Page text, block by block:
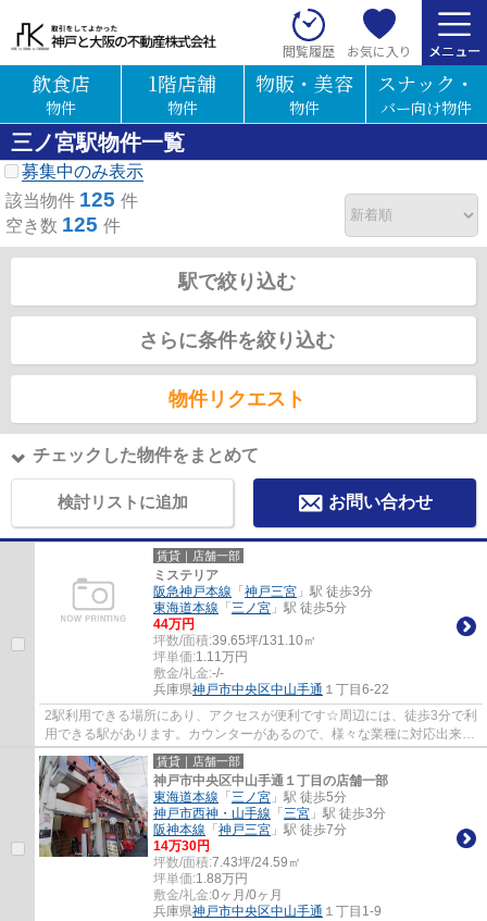
閲覧履歴 お気に入り
飲食店
物件
1階店舗
物件
物販・美容
物件
スナック・
バー向け物件
三ノ宮駅物件一覧
募集中のみ表示
該当物件 125 件
空き数 125 件
駅で絞り込む
さらに条件を絞り込む
物件リクエスト
チェックした物件をまとめて
検討リストに追加 お問い合わせ
賃貸｜店舗一部
ミステリア
阪急神戸本線 「 神戸三宮 」駅 徒歩3分
東海道本線 「 三ノ宮 」駅 徒歩5分
44万円
坪数/面積:39.65坪/131.10㎡
坪単価:1.11万円
敷金/礼金:-/-
兵庫県神戸市中央区中山手通 １丁目6-22
2駅利用できる場所にあり、アクセスが便利です☆周辺には、徒歩3分で利
用できる駅があります。カウンターがあるので、様々な業種に対応出来ま
す！
賃貸｜店舗一部
神戸市中央区中山手通１丁目の店舗一部
東海道本線 「 三ノ宮 」駅 徒歩5分
神戸市西神・山手線 「 三宮 」駅 徒歩3分
阪神本線 「 神戸三宮 」駅 徒歩7分
14万30円
坪数/面積:7.43坪/24.59㎡
坪単価:1.88万円
敷金/礼金:0ヶ月/0ヶ月
兵庫県神戸市中央区中山手通 １丁目1-9